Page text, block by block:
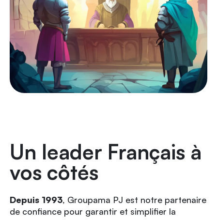
Un leader Français à
vos côtés
Depuis 1993, Groupama PJ est notre partenaire
de confiance pour garantir et simplifier la